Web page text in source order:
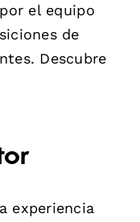
el equipo
de
Descubre
experiencia